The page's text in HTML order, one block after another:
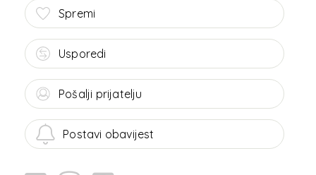
Spremi
Usporedi
Pošalji prijatelju
Postavi obavijest